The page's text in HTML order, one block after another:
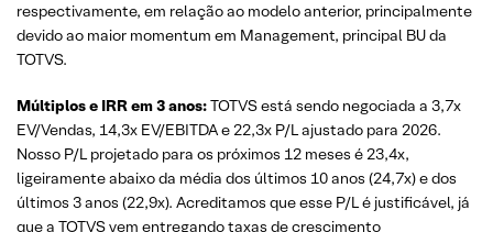
respectivamente, em relação ao modelo anterior, principalmente
devido ao maior momentum em Management, principal BU da
TOTVS.
Múltiplos e IRR em 3 anos:TOTVS está sendo negociada a 3,7x
EV/Vendas, 14,3x EV/EBITDA e 22,3x P/L ajustado para 2026.
Nosso P/L projetado para os próximos 12 meses é 23,4x,
ligeiramente abaixo da média dos últimos 10 anos (24,7x) e dos
últimos 3 anos (22,9x). Acreditamos que esse P/L é justificável, já
que a TOTVS vem entregando taxas de crescimento